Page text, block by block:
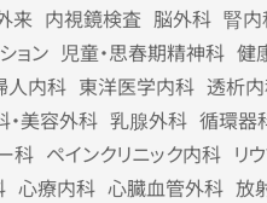
来 内視鏡検査 脳外科 腎
ョン 児童・思春期精神科 健
人内科 東洋医学内科 透析
・美容外科 乳腺外科 循環器
科 ペインクリニック内科 リ
心療内科 心臓血管外科 放